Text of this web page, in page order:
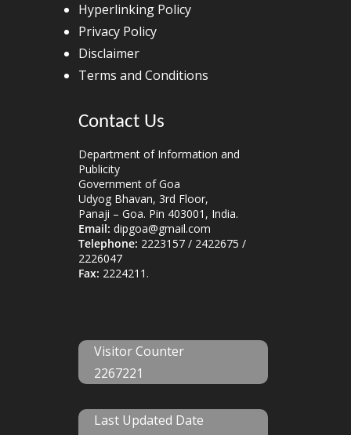
Hyperlinking Policy
Privacy Policy
Disclaimer
Terms and Conditions
Contact Us
Department of Information and
Publicity
Government of Goa
Udyog Bhavan, 3rd Floor,
Panaji – Goa. Pin 403001, India.
Email: dipgoa@gmail.com
Telephone: 2223157 / 2422675 /
2226047
Fax: 2224211.
Visitor Counter
2267221
Last Updated Date